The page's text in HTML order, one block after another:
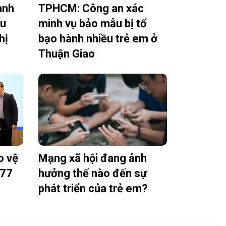
TPHCM: Công an xác
minh vụ bảo mẫu bị tố
bạo hành nhiều trẻ em ở
Thuận Giao
vệ
Mạng xã hội đang ảnh
hưởng thế nào đến sự
phát triển của trẻ em?